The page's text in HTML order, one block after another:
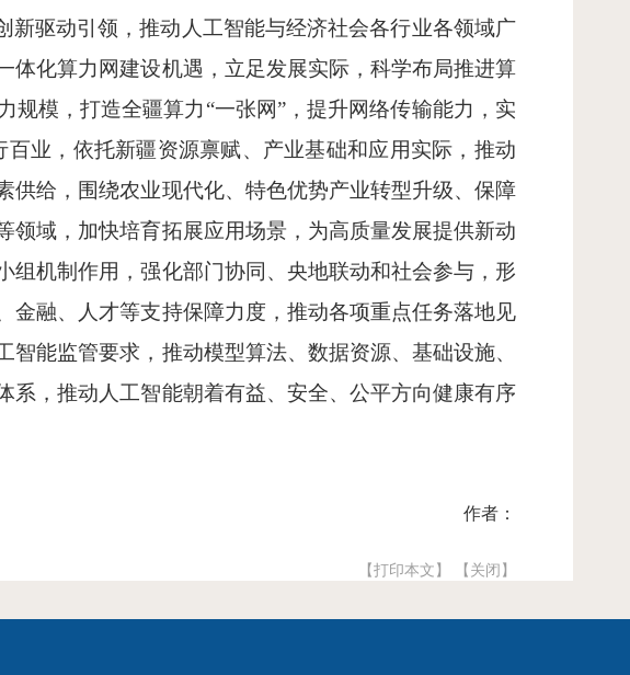
新驱动引领，推动人工智能与经济社会各行业各领域广
体化算力网建设机遇，立足发展实际，科学布局推进算
规模，打造全疆算力“一张网”，提升网络传输能力，实
业，依托新疆资源禀赋、产业基础和应用实际，推动
供给，围绕农业现代化、特色优势产业转型升级、保障
领域，加快培育拓展应用场景，为高质量发展提供新动
组机制作用，强化部门协同、央地联动和社会参与，形
金融、人才等支持保障力度，推动各项重点任务落地见
能监管要求，推动模型算法、数据资源、基础设施、
系，推动人工智能朝着有益、安全、公平方向健康有序
作者：
【打印本文】 【关闭】